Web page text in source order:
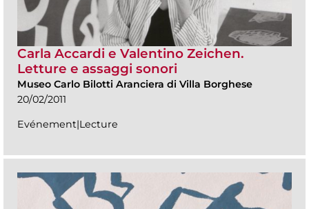
Carla Accardi e Valentino Zeichen.
Letture e assaggi sonori
Museo Carlo Bilotti Aranciera di Villa Borghese
20/02/2011
Evénement|Lecture